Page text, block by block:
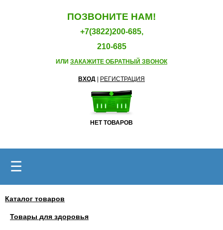
ПОЗВОНИТЕ НАМ!
+7(3822)200-685,
210-685
ИЛИ ЗАКАЖИТЕ ОБРАТНЫЙ ЗВОНОК
ВХОД РЕГИСТРАЦИЯ
НЕТ ТОВАРОВ
☰
Каталог товаров
Товары для здоровья